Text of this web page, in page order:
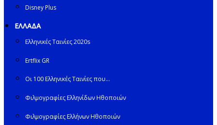
Disney Plus
ΕΛΛΑΔΑ
Ελληνικές Ταινίες 2020s
Ertflix GR
Οι 100 Ελληνικές Ταινίες που…
Φιλμογραφίες Ελληνίδων Ηθοποιών
Φιλμογραφίες Ελλήνων Ηθοποιών